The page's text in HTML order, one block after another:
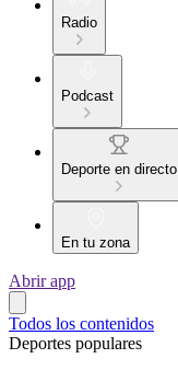
Radio
Podcast
Deporte en directo
En tu zona
Abrir app
Todos los contenidos
Deportes populares